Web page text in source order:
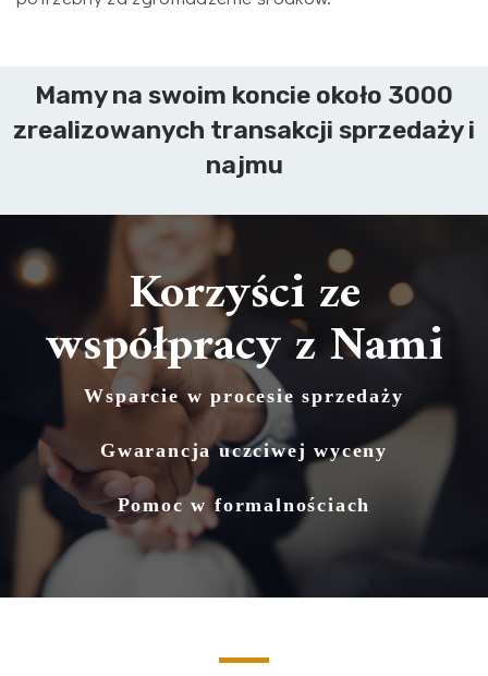
Mamy na swoim koncie około 3000
zrealizowanych transakcji sprzedaży i
najmu
Korzyści ze
współpracy z Nami
Wsparcie w procesie sprzedaży
Gwarancja uczciwej wyceny
Pomoc w formalnościach